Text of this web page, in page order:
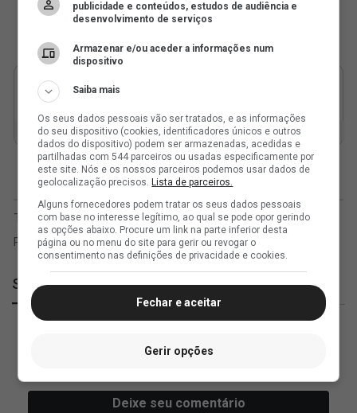
SuperVasco
publicidade e conteúdos, estudos de audiência e
desenvolvimento de serviços
Armazenar e/ou aceder a informações num
dispositivo
Saiba mais
Os seus dados pessoais vão ser tratados, e as informações
do seu dispositivo (cookies, identificadores únicos e outros
dados do dispositivo) podem ser armazenadas, acedidas e
partilhadas com 544 parceiros ou usadas especificamente por
este site. Nós e os nossos parceiros podemos usar dados de
geolocalização precisos. Lista de parceiros.
Alguns fornecedores podem tratar os seus dados pessoais
com base no interesse legítimo, ao qual se pode opor gerindo
as opções abaixo. Procure um link na parte inferior desta
página ou no menu do site para gerir ou revogar o
consentimento nas definições de privacidade e cookies.
Fechar e aceitar
Gerir opções